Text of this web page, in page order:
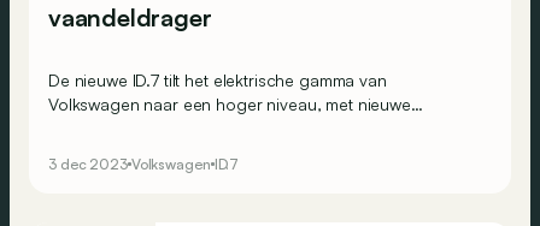
vaandeldrager
De nieuwe ID.7 tilt het elektrische gamma van
Volkswagen naar een hoger niveau, met nieuwe
3 dec 2023 Volkswagen ID.7